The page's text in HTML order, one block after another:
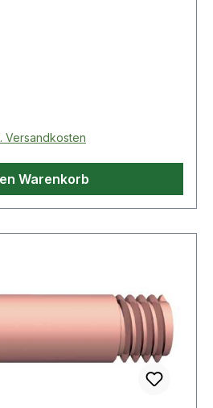
Versandkosten
Warenkorb